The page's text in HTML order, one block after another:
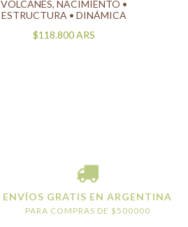
VOLCANES, NACIMIENTO •
ESTRUCTURA • DINÁMICA
$118.800ARS
ENVÍOS GRATIS EN ARGENTINA
PARA COMPRAS DE $500000